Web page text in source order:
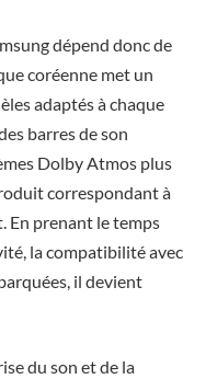
dépend donc de
coréenne met un
adaptés à chaque
barres de son
Dolby Atmos plus
correspondant à
En prenant le temps
la compatibilité avec
il devient
du son et de la